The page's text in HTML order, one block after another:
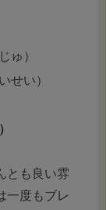
ゅ）
せい）
とも良い雰
一度もブレ